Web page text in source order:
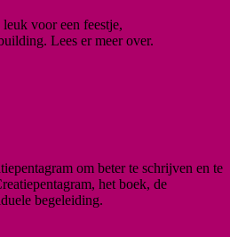
voor een feestje,
Lees er meer over.
om beter te schrijven en te
het boek, de
begeleiding.